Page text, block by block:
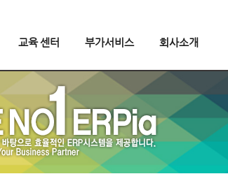
교육 센터 부가서비스 회사소개